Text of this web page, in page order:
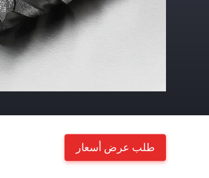
طلب عرض أسعار